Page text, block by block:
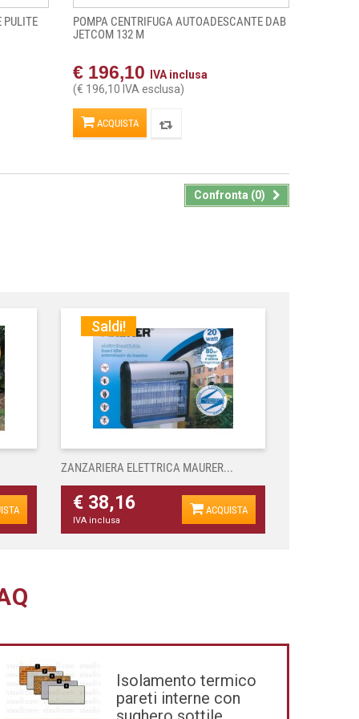
PULITE
POMPA CENTRIFUGA AUTOADESCANTE DAB
JETCOM 132 M
€ 196,10
IVA inclusa
(€ 196,10 IVA esclusa)
ACQUISTA
Confronta (0)
Saldi!
ZANZARIERA ELETTRICA MAURER...
€ 38,16
IVA inclusa
ACQUISTA
Isolamento termico
pareti interne con